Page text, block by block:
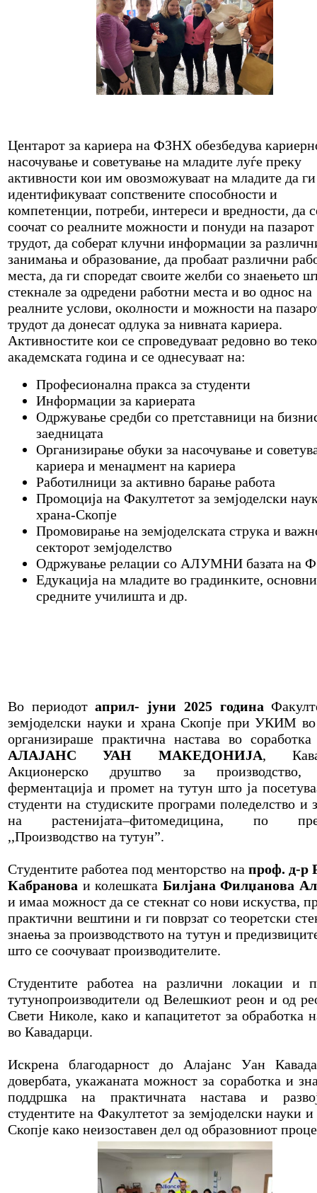
Центарот за кариера на ФЗНХ обезбедува
насочување и советување на младите луѓе преку
активности кои им овозможуваат на младите да ги
идентификуваат сопствените способности и
компетенции, потреби, интереси и вредности, да
соочат со реалните можности и понуди на
трудот, да соберат клучни информации за
занимања и образование, да пробаат различни
места, да ги споредат своите желби со знаењето
стекнале за одредени работни места и во однос на
реалните услови, околности и можности на
трудот да донесат одлука за нивната кариера.
Активностите кои се спроведуваат редовно во
академската година и се однесуваат на:
Професионална пракса за студенти
Информации за кариерата
Одржување средби со претставници на
заедницата
Организирање обуки за насочување и
кариера и менаџмент на кариера
Работилници за активно барање работа
Промоција на Факултетот за земјоделски
храна-Скопје
Промовирање на земјоделската струка и
секторот земјоделство
Одржување релации со АЛУМНИ базата на
Едукација на младите во градинките,
средните училишта и др.
Во периодотаприл- јуни 2025 година
земјоделски науки и храна Скопје при УКИМ во
организираше практична настава во
АЛАЈАНС УАН МАКЕДОНИЈА,
Акционерско друштво за производство,
ферментација и промет на тутун што ја
студенти на студиските програми поледелство и
на растенијата–фитомедицина, по
,,Производство на тутун”.
Студентите работеа под менторство на проф. д-р
Кабранова и колешката Билјана Филџанова
и имаа можност да се стекнат со нови искуства,
практични вештини и ги поврзат со теоретски
знаења за производството на тутун и
што се соочуваат производителите.
Студентите работеа на различни локации и
тутунопроизводители од Велешкиот реон и од
Свети Николе, како и капацитетот за обработка
во Кавадарци.
Искрена благодарност до Алајанс Уан
довербата, укажаната можност за соработка и
поддршка на практичната настава и
студентите на Факултетот за земјоделски науки
Скопје како неизоставен дел од образовниот